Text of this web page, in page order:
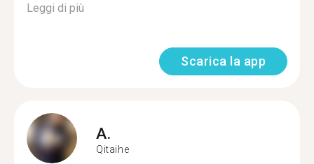
Leggi di più
Scarica la app
A.
Qitaihe